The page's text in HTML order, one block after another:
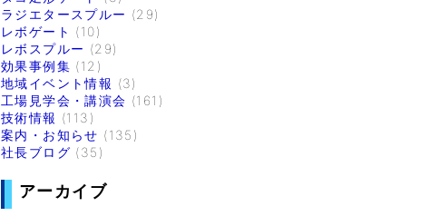
ラジエタースプルー (29)
レボゲート (10)
レボスプルー (29)
効果事例集 (12)
地域イベント情報 (3)
工場見学会・講演会 (161)
技術情報 (113)
案内・お知らせ (135)
社長ブログ (35)
アーカイブ